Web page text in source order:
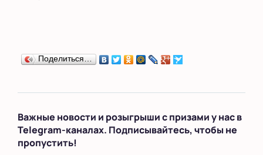
Поделиться…
Важные новости и розыгрыши с призами у нас в
Telegram-каналах. Подписывайтесь, чтобы не
пропустить!